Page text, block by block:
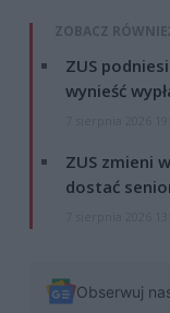
ZOBACZ
ZUS
wynieść
ZUS zmieni
dostać
Obserwuj